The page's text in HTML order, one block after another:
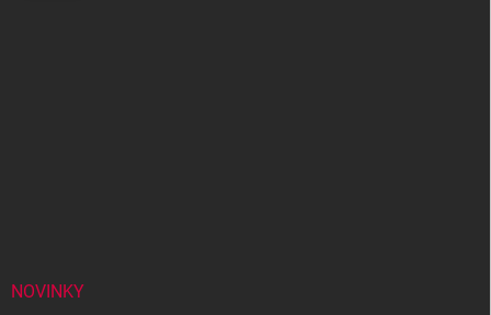
NOVINKY